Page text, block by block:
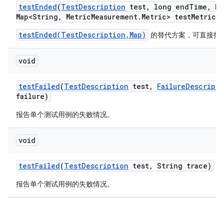
testEnded(TestDescription test, long endTime ,
Map<String , MetricMeasurement. Metric> testMetrics)
testEnded(TestDescription,Map)
的替代方案，可直接指
void
testFailed(TestDescription test, Failure
failure)
报告单个测试用例的失败情况。
void
testFailed(TestDescription test, String trace)
报告单个测试用例的失败情况。